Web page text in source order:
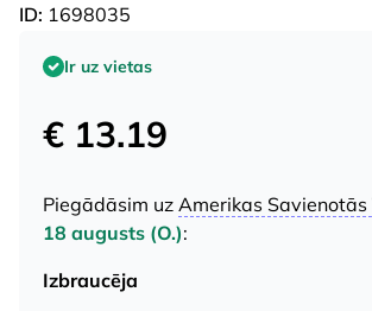
ID: 1698035
Ir uz vietas
€ 13.19
Piegādāsim uz Amerikas Savienotās
18 augusts (O.):
Izbraucēja